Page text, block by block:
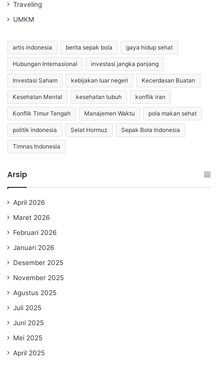
Traveling
UMKM
artis indonesia berita sepak bola gaya hidup sehat
Hubungan Internasional investasi jangka panjang
Investasi Saham kebijakan luar negeri Kecerdasan Buatan
Kesehatan Mental kesehatan tubuh konflik iran
Konflik Timur Tengah Manajemen Waktu pola makan sehat
politik indonesia Selat Hormuz Sepak Bola Indonesia
Timnas Indonesia
Arsip
April 2026
Maret 2026
Februari 2026
Januari 2026
Desember 2025
November 2025
Agustus 2025
Juli 2025
Juni 2025
Mei 2025
April 2025